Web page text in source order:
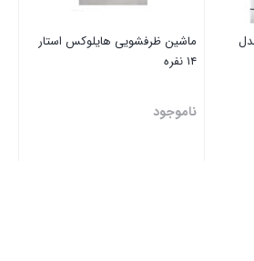
ماشین ظرفشویی هایلوکس استار
۱۴ نفره
ناموجود